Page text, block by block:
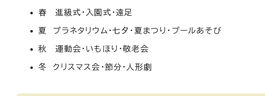
春 進級式・入園式・遠足
夏 プラネタリウム・七夕・夏まつり・プールあそび
秋 運動会・いもほり・敬老会
冬 クリスマス会・節分・人形劇